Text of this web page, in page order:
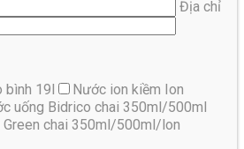
Địa chỉ
bình 19l
Nước ion kiềm Ion
uống Bidrico chai 350ml/500ml
chai 350ml/500ml/lon